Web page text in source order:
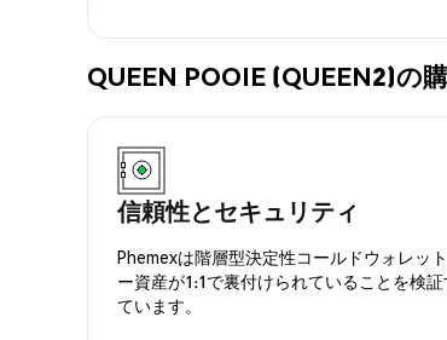
QUEEN POOIE (QUEEN2)の
信頼性とセキュリティ
Phemexは階層型決定性コールドウォレッ
ー資産が1:1で裏付けられていることを検証
ています。